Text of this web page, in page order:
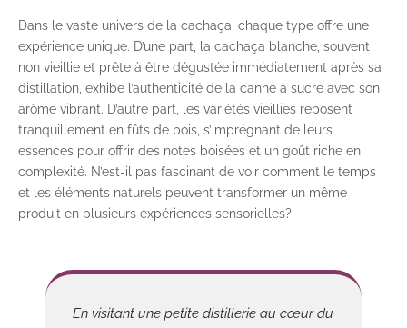
Dans le vaste univers de la cachaça, chaque type offre une
expérience unique. D’une part, la cachaça blanche, souvent
non vieillie et prête à être dégustée immédiatement après sa
distillation, exhibe l’authenticité de la canne à sucre avec son
arôme vibrant. D’autre part, les variétés vieillies reposent
tranquillement en fûts de bois, s’imprégnant de leurs
essences pour offrir des notes boisées et un goût riche en
complexité. N’est-il pas fascinant de voir comment le temps
et les éléments naturels peuvent transformer un même
produit en plusieurs expériences sensorielles?
En visitant une petite distillerie au cœur du